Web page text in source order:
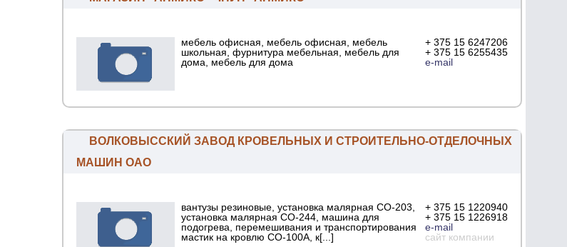
мебель офисная, мебель офисная, мебель
школьная, фурнитура мебельная, мебель для
дома, мебель для дома
+ 375 15 6247206
+ 375 15 6255435
e-mail
ВОЛКОВЫССКИЙ ЗАВОД КРОВЕЛЬНЫХ И СТРОИТЕЛЬНО-ОТДЕЛОЧНЫХ
МАШИН ОАО
вантузы резиновые, установка малярная СО-203,
установка малярная СО-244, машина для
подогрева, перемешивания и транспортирования
мастик на кровлю СО-100А, к[...]
+ 375 15 1220940
+ 375 15 1226918
e-mail
сайт компании